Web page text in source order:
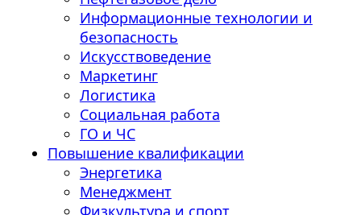
Информационные технологии и
безопасность
Искусствоведение
Маркетинг
Логистика
Социальная работа
ГО и ЧС
Повышение квалификации
Энергетика
Менеджмент
Физкультура и спорт